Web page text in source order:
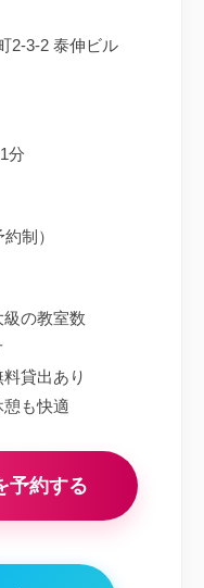
2-3-2 泰伸ビル
分
制）
の教室数
貸出あり
も快適
予約する